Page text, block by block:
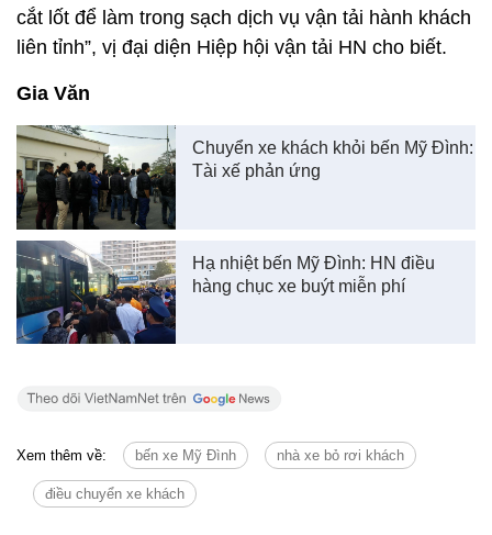
cắt lốt để làm trong sạch dịch vụ vận tải hành khách
liên tỉnh”, vị đại diện Hiệp hội vận tải HN cho biết.
Gia Văn
Chuyển xe khách khỏi bến Mỹ Đình:
Tài xế phản ứng
Hạ nhiệt bến Mỹ Đình: HN điều
hàng chục xe buýt miễn phí
Xem thêm về: bến xe Mỹ Đình nhà xe bỏ rơi khách
điều chuyển xe khách